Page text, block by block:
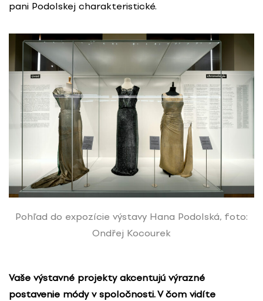
pani Podolskej charakteristické.
Pohľad do expozície výstavy Hana Podolská, foto:
Ondřej Kocourek
Vaše výstavné projekty akcentujú výrazné
postavenie módy v spoločnosti. V čom vidíte